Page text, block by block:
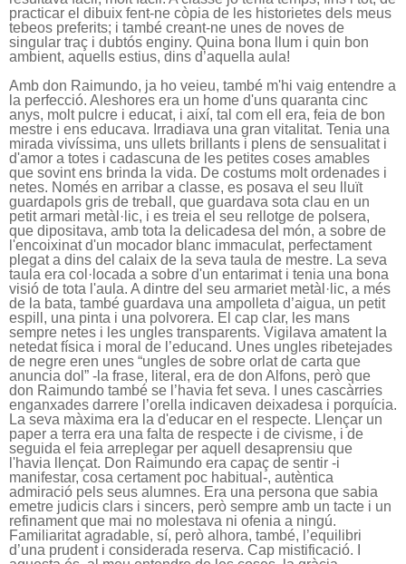
practicar el dibuix fent-ne còpia de les historietes dels meus
tebeos preferits; i també creant-ne unes de noves de
singular traç i dubtós enginy. Quina bona llum i quin bon
ambient, aquells estius, dins d’aquella aula!
Amb don Raimundo, ja ho veieu, també m'hi vaig entendre a
la perfecció. Aleshores era un home d'uns quaranta cinc
anys, molt pulcre i educat, i així, tal com ell era, feia de bon
mestre i ens educava. Irradiava una gran vitalitat. Tenia una
mirada vivíssima, uns ullets brillants i plens de sensualitat i
d'amor a totes i cadascuna de les petites coses amables
que sovint ens brinda la vida. De costums molt ordenades i
netes. Només en arribar a classe, es posava el seu lluït
guardapols gris de treball, que guardava sota clau en un
petit armari metàl·lic, i es treia el seu rellotge de polsera,
que dipositava, amb tota la delicadesa del món, a sobre de
l'encoixinat d'un mocador blanc immaculat, perfectament
plegat a dins del calaix de la seva taula de mestre. La seva
taula era col·locada a sobre d'un entarimat i tenia una bona
visió de tota l'aula. A dintre del seu armariet metàl·lic, a més
de la bata, també guardava una ampolleta d’aigua, un petit
espill, una pinta i una polvorera. El cap clar, les mans
sempre netes i les ungles transparents. Vigilava amatent la
netedat física i moral de l’educand. Unes ungles ribetejades
de negre eren unes “ungles de sobre orlat de carta que
anuncia dol” -la frase, literal, era de don Alfons, però que
don Raimundo també se l’havia fet seva. I unes cascàrries
enganxades darrere l’orella indicaven deixadesa i porquícia.
La seva màxima era la d'educar en el respecte. Llençar un
paper a terra era una falta de respecte i de civisme, i de
seguida el feia arreplegar per aquell desaprensiu que
l'havia llençat. Don Raimundo era capaç de sentir -i
manifestar, cosa certament poc habitual-, autèntica
admiració pels seus alumnes. Era una persona que sabia
emetre judicis clars i sincers, però sempre amb un tacte i un
refinament que mai no molestava ni ofenia a ningú.
Familiaritat agradable, sí, però alhora, també, l’equilibri
d’una prudent i considerada reserva. Cap mistificació. I